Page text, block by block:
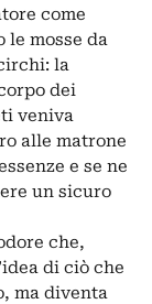
come
le mosse da
la
dei
veniva
alle matrone
e se ne
un sicuro
che,
di ciò che
ma diventa